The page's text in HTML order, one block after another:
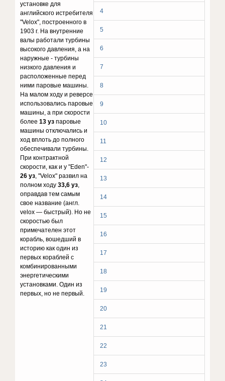
4
5
6
7
8
9
10
11
12
13
14
15
16
17
18
19
20
21
22
23
установке для
английского истребителя
"Velox", построенного в
1903 г. На внутренние
валы работали турбины
высокого давления, а на
наружные - турбины
низкого давления и
расположенные перед
ними паровые машины.
На малом ходу и реверсе
использовались паровые
машины, а при скорости
более13 уз паровые
машины отключались и
ход вплоть до полного
обеспечивали турбины.
При контрактной
скорости, как и у "Eden"-
26 уз, "Velox" развил на
полном ходу 33,6 уз,
оправдав тем самым
свое название (англ.
velox — быстрый). Но не
скоростью был
примечателен этот
корабль, вошедший в
историю как один из
первых кораблей с
комбинированными
энергетическими
установками. Один из
первых, но не первый.